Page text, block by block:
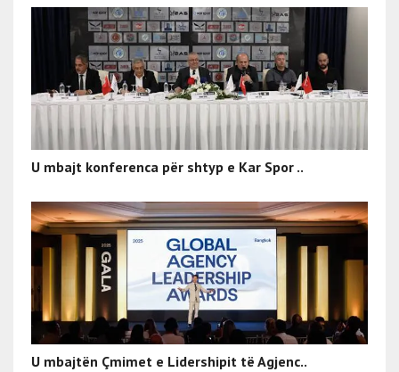
U mbajt konferenca për shtyp e Kar Spor ..
U mbajtën Çmimet e Lidershipit të Agjenc..